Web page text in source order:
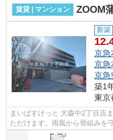
賃貸 | マンション ZOOM
新築
京急
京急
京急
築1
東京
まいばすけっと 大森中2丁目店
ただけます。雨風から骨組みを
地内ごみ置き場は、簡単にごみ捨